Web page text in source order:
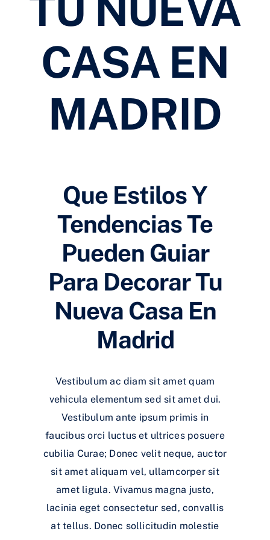
TU NUEVA
CASA EN
MADRID
Que Estilos Y
Tendencias Te
Pueden Guiar
Para Decorar Tu
Nueva Casa En
Madrid
Vestibulum ac diam sit amet quam
vehicula elementum sed sit amet dui.
Vestibulum ante ipsum primis in
faucibus orci luctus et ultrices posuere
cubilia Curae; Donec velit neque, auctor
sit amet aliquam vel, ullamcorper sit
amet ligula. Vivamus magna justo,
lacinia eget consectetur sed, convallis
at tellus. Donec sollicitudin molestie